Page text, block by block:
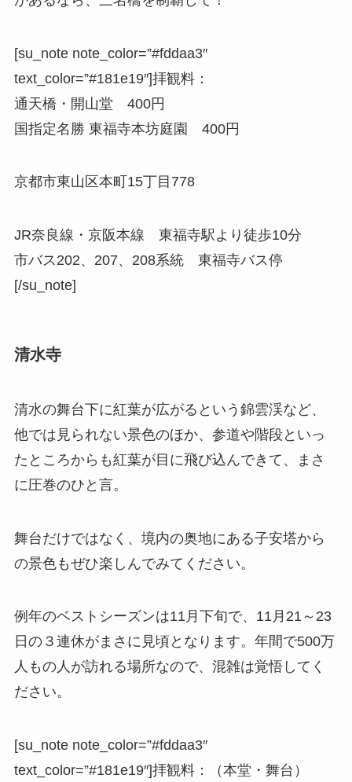
[su_note note_color=”#fddaa3″
text_color=”#181e19″]拝観料：
通天橋・開山堂 400円
国指定名勝 東福寺本坊庭園 400円
京都市東山区本町15丁目778
JR奈良線・京阪本線 東福寺駅より徒歩10分
市バス202、207、208系統 東福寺バス停
[/su_note]
清水寺
清水の舞台下に紅葉が広がるという錦雲渓など、
他では見られない景色のほか、参道や階段といっ
たところからも紅葉が目に飛び込んできて、まさ
に圧巻のひと言。
舞台だけではなく、境内の奥地にある子安塔から
の景色もぜひ楽しんでみてください。
例年のベストシーズンは11月下旬で、11月21～23
日の３連休がまさに見頃となります。年間で500万
人もの人が訪れる場所なので、混雑は覚悟してく
ださい。
[su_note note_color=”#fddaa3″
text_color=”#181e19″]拝観料：（本堂・舞台）